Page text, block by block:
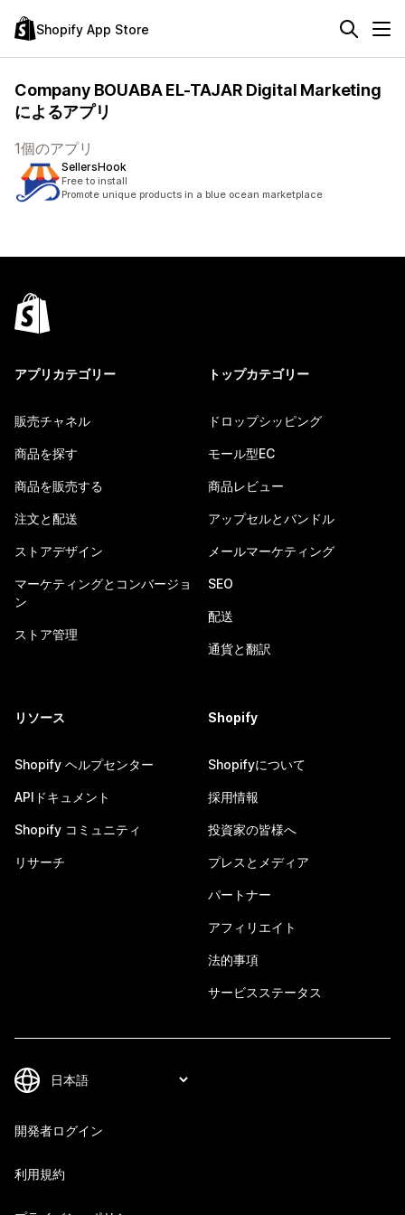
Shopify App Store
Company BOUABA EL-TAJAR Digital Marketing
によるアプリ
1個のアプリ
SellersHook
Free to install
Promote unique products in a blue ocean marketplace
アプリカテゴリー
販売チャネル
商品を探す
商品を販売する
注文と配送
ストアデザイン
マーケティングとコンバージョ
ン
ストア管理
トップカテゴリー
ドロップシッピング
モール型EC
商品レビュー
アップセルとバンドル
メールマーケティング
SEO
配送
通貨と翻訳
リソース
Shopify ヘルプセンター
APIドキュメント
Shopify コミュニティ
リサーチ
Shopify
Shopifyについて
採用情報
投資家の皆様へ
プレスとメディア
パートナー
アフィリエイト
法的事項
サービスステータス
開発者ログイン
利用規約